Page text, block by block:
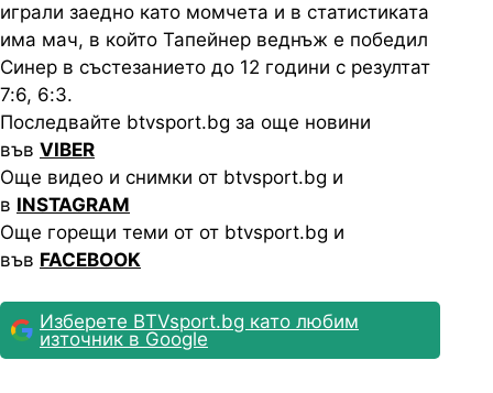
играли заедно като момчета и в статистиката
има мач, в който Тапейнер веднъж е победил
Синер в състезанието до 12 години с резултат
7:6, 6:3.
Последвайте btvsport.bg за още новини
във VIBER
Още видео и снимки от btvsport.bg и
в INSTAGRAM
Още горещи теми от от btvsport.bg и
във FACEBOOK
Изберете BTVsport.bg като любим
източник в Google